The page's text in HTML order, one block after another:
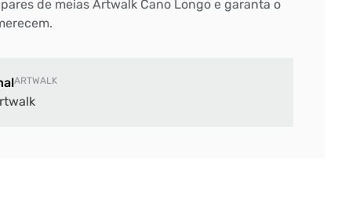
de meias Artwalk Cano Longo e garanta o
ARTWALK